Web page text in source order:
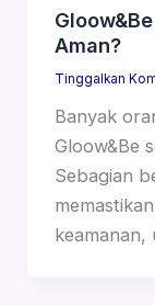
Aman?
Tinggalkan
Banyak
Gloow&Be
Sebagian
keamanan,